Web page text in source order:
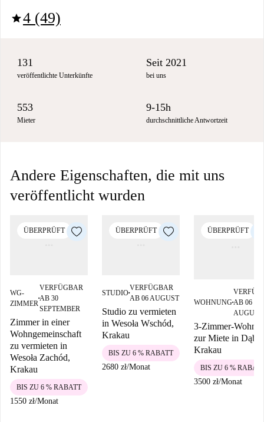
star4 (49)
131
veröffentlichte Unterkünfte
Seit 2021
bei uns
553
Mieter
9-15h
durchschnittliche Antwortzeit
Andere Eigenschaften, die mit uns
veröffentlicht wurden
ÜBERPRÜFT
WG-
ZIMMER
■
VERFÜGBAR
AB 30
SEPTEMBER
Zimmer in einer
Wohngemeinschaft
zu vermieten in
Wesoła Zachód,
Krakau
1550 zł/Monat
BIS ZU 6 % RABATT
ÜBERPRÜFT
STUDIO■
VERFÜGBAR
AB 06 AUGUST
Studio zu vermieten
in Wesoła Wschód,
Krakau
2680 zł/Monat
BIS ZU 6 % RABATT
ÜBERPRÜFT
WOHNUNG■AB 06
AUGUST
3-Zimmer-
zur Miete in
Krakau
3500 zł/Monat
BIS ZU 6 %